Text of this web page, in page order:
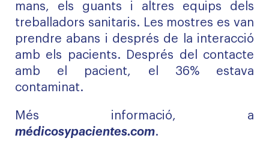
mans, els guants i altres equips dels
treballadors sanitaris. Les mostres es van
prendre abans i després de la interacció
amb els pacients. Després del contacte
amb el pacient, el 36% estava
contaminat.
Més informació, a
médicosypacientes.com.